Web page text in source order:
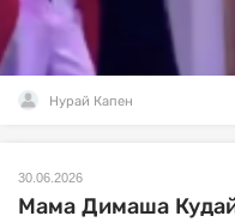
Нурай Капен
30.06.2026
Мама Димаша